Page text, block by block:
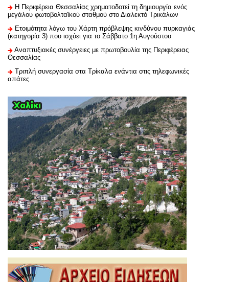
H Περιφέρεια Θεσσαλίας χρηματοδοτεί τη δημιουργία ενός
μεγάλου φωτοβολταϊκού σταθμού στο Διαλεκτό Τρικάλων
Ετοιμότητα λόγω του Χάρτη πρόβλεψης κινδύνου πυρκαγιάς
(κατηγορία 3) που ισχύει για το Σάββατο 1η Αυγούστου
Αναπτυξιακές συνέργειες με πρωτοβουλία της Περιφέρειας
Θεσσαλίας
Τριπλή συνεργασία στα Τρίκαλα ενάντια στις τηλεφωνικές
απάτες